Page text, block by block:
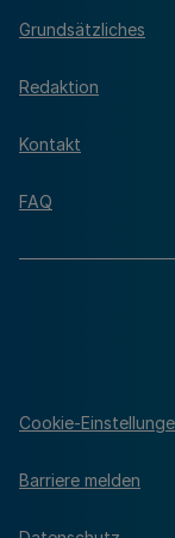
Grundsätzliches
Redaktion
Kontakt
FAQ
Cookie-
Barriere melden